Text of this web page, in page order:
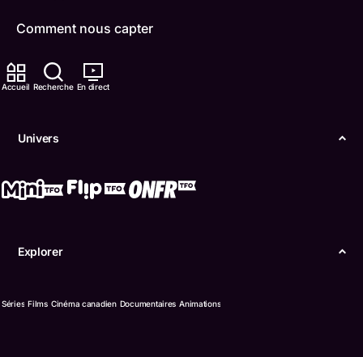
Accueil Recherche En direct
Univers
Explorer
Séries Films Cinéma canadien Documentaires Animations
Comment nous capter
Contactez-nous
IDÉLLO
Boukili
Accessibilité